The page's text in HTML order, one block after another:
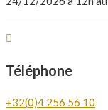
Téléphone
+32(0)4 256 56 10